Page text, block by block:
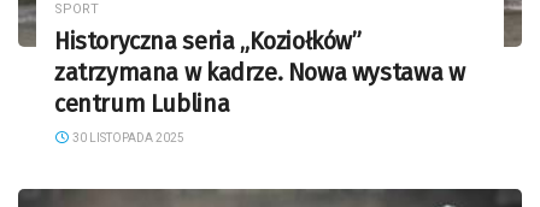
SPORT
Historyczna seria „Koziołków”
zatrzymana w kadrze. Nowa wystawa w
centrum Lublina
30 LISTOPADA 2025